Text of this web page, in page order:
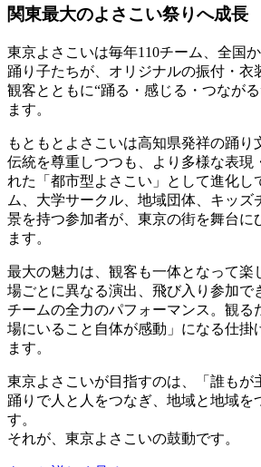
関東最大のよさこい祭りへ成長
東京よさこいは毎年110チーム、全国
踊り子たちが、オリジナルの振付・衣
観客とともに“踊る・感じる・つなが
ます。
もともとよさこいは高知県発祥の踊り
伝統を尊重しつつも、より多様な表現
れた「都市型よさこい」として進化し
ム、大学サークル、地域団体、キッズ
景を持つ参加者が、東京の街を舞台に
ます。
最大の魅力は、観客も一体となって楽
場ごとに異なる演出、飛び入り参加で
チームの全力のパフォーマンス。観る
場にいること自体が感動」になる仕掛
ます。
東京よさこいが目指すのは、「誰もが
踊りで人と人をつなぎ、地域と地域を
す。
それが、東京よさこいの鼓動です。